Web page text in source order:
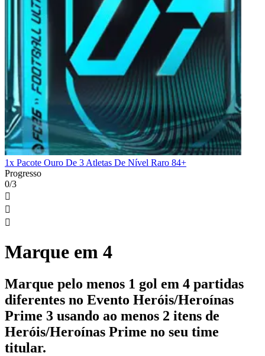
1x Pacote Ouro De 3 Atletas De Nível Raro 84+
Progresso
0/3



Marque em 4
Marque pelo menos 1 gol em 4 partidas
diferentes no Evento Heróis/Heroínas
Prime 3 usando ao menos 2 itens de
Heróis/Heroínas Prime no seu time
titular.